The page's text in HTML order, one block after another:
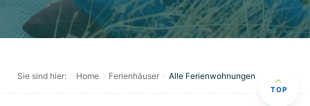
Sie sind hier: Home Ferienhäuser Alle Ferienwohnungen
TOP